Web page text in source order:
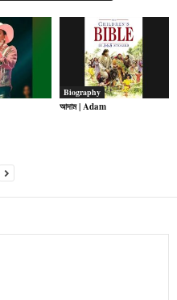
Biography
আদাম | Adam